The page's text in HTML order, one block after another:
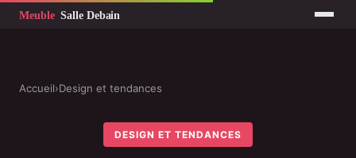
Accueil›Design et tendances
DESIGN ET TENDANCES